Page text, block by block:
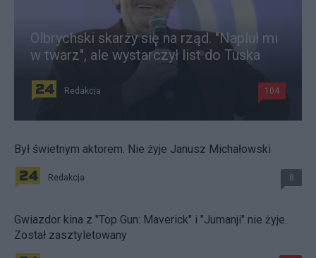
Olbrychski skarży się na rząd. "Napluł mi
w twarz", ale wystarczył list do Tuska
Redakcja 104
Był świetnym aktorem. Nie żyje Janusz Michałowski
Redakcja 8
Gwiazdor kina z "Top Gun: Maverick" i "Jumanji" nie żyje.
Został zasztyletowany